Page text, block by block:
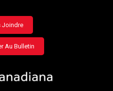
Joindre
Au Bulletin